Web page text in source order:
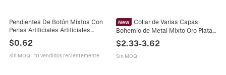
Pendientes De Botón Mixtos Con
Perlas Artificiales Artificiales
Diamantes De Imitación Bolas De
Metal Aleación Acero Inoxidable
Joyería
$0.62
Sin MOQ · 10 vendidos recientemente
New
Collar de Varias Capas
Bohemio de Metal Mixto Oro Plata
para Mujer Aleación Estrella
Corazón Strass Colgante Perla
Artificial
$2.33-3.62
Sin MOQ